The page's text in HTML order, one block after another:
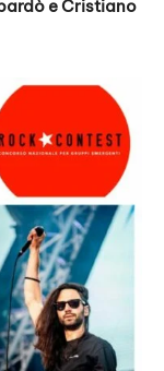
e Cristiano